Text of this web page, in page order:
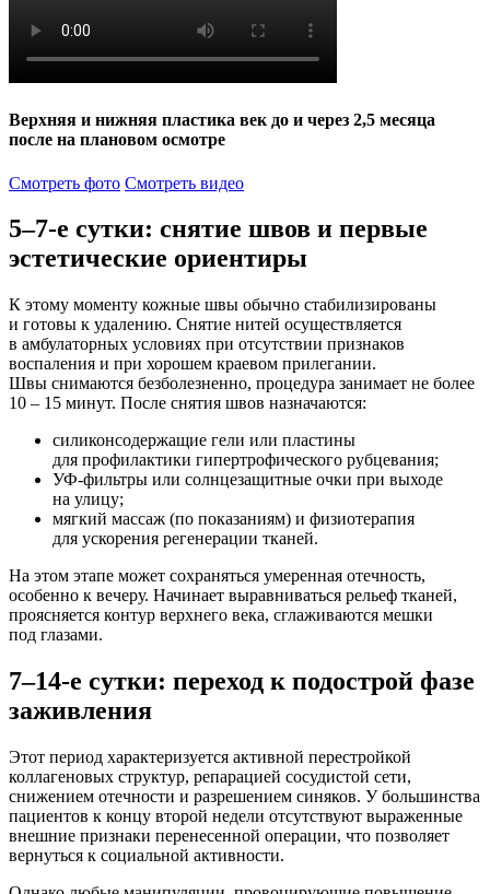
Верхняя и нижняя пластика век до и через 2,5 месяца
после на плановом осмотре
Смотреть фото Смотреть видео
5–7-е сутки: снятие швов и первые
эстетические ориентиры
К этому моменту кожные швы обычно стабилизированы
и готовы к удалению. Снятие нитей осуществляется
в амбулаторных условиях при отсутствии признаков
воспаления и при хорошем краевом прилегании.
Швы снимаются безболезненно, процедура занимает не более
10 – 15 минут. После снятия швов назначаются:
силиконсодержащие гели или пластины
для профилактики гипертрофического рубцевания;
УФ-фильтры или солнцезащитные очки при выходе
на улицу;
мягкий массаж (по показаниям) и физиотерапия
для ускорения регенерации тканей.
На этом этапе может сохраняться умеренная отечность,
особенно к вечеру. Начинает выравниваться рельеф тканей,
проясняется контур верхнего века, сглаживаются мешки
под глазами.
7–14-е сутки: переход к подострой фазе
заживления
Этот период характеризуется активной перестройкой
коллагеновых структур, репарацией сосудистой сети,
снижением отечности и разрешением синяков. У большинства
пациентов к концу второй недели отсутствуют выраженные
внешние признаки перенесенной операции, что позволяет
вернуться к социальной активности.